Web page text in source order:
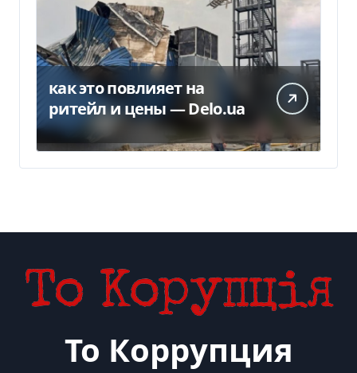
как это повлияет на
ритейл и цены — Delo.ua
То Коррупция